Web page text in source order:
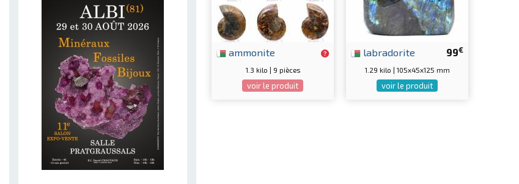
ammonite
1.3 kilo | 9 pièces
voir le produit
99€
labradorite
1.29 kilo | 105x45x125 mm
voir le produit